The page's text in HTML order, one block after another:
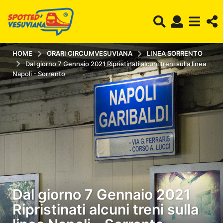
HOME ORARI CIRCUMVESUVIANA
LINEA SORRENTO
Dal giorno 7 Gennaio 2021 Ripristinati alcuni treni sulla linea
Napoli - Sorrento
6
a
Dal giorno 7 Gennaio 2021
Ripristinati alcuni treni sulla